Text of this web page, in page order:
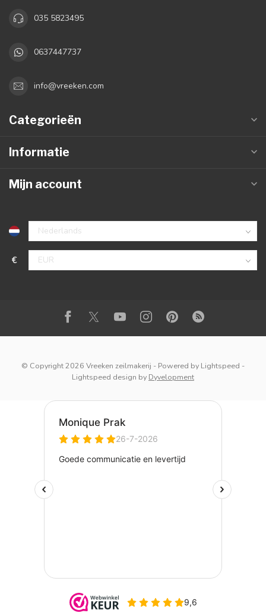
035 5823495
0637447737
info@vreeken.com
Categorieën
Informatie
Mijn account
€
© Copyright 2026 Vreeken zeilmakerij - Powered by Lightspeed -
Lightspeed design by Dyvelopment